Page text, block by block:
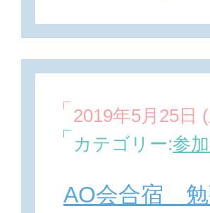
2019年5月25日
カテゴリー:参
AO会合宿 勉